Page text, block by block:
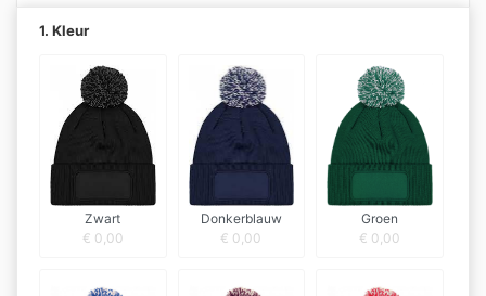
1. Kleur
Zwart
€ 0,00
Donkerblauw
€ 0,00
Groen
€ 0,00